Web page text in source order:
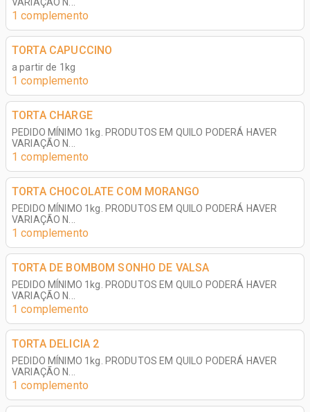
1 complemento
TORTA CAPUCCINO
a partir de 1kg
1 complemento
TORTA CHARGE
PEDIDO MÍNIMO 1kg. PRODUTOS EM QUILO PODERÁ HAVER
VARIAÇÃO N...
1 complemento
TORTA CHOCOLATE COM MORANGO
PEDIDO MÍNIMO 1kg. PRODUTOS EM QUILO PODERÁ HAVER
VARIAÇÃO N...
1 complemento
TORTA DE BOMBOM SONHO DE VALSA
PEDIDO MÍNIMO 1kg. PRODUTOS EM QUILO PODERÁ HAVER
VARIAÇÃO N...
1 complemento
TORTA DELICIA 2
PEDIDO MÍNIMO 1kg. PRODUTOS EM QUILO PODERÁ HAVER
VARIAÇÃO N...
1 complemento